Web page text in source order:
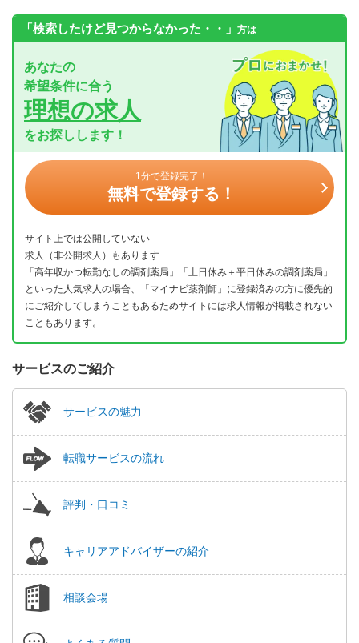
「検索したけど見つからなかった・・」 方は
あなたの
希望条件に合う
理想の求人
をお探しします！
1分で登録完了！
無料で登録する！
サイト上では公開していない
求人（非公開求人）もあります
「高年収かつ転勤なしの調剤薬局」「土日休み＋平日休みの調剤薬局」
といった人気求人の場合、「マイナビ薬剤師」に登録済みの方に優先的
にご紹介してしまうこともあるためサイトには求人情報が掲載されない
こともあります。
サービスのご紹介
サービスの魅力
転職サービスの流れ
評判・口コミ
キャリアアドバイザーの紹介
相談会場